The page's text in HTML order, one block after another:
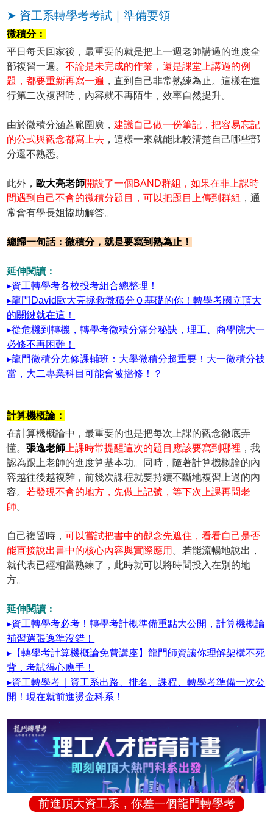
➤ 資工系轉學考考試｜準備要領
微積分：
平日每天回家後，最重要的就是把上一週老師講過的進度全
部複習一遍。不論是未完成的作業，還是課堂上講過的例
題，都要重新再寫一遍 ，直到自己非常熟練為止。這樣在進
行第二次複習時，內容就不再陌生，效率自然提升。
由於微積分涵蓋範圍廣，建議自己做一份筆記，把容易忘記
的公式與觀念都寫上去 ，這樣一來就能比較清楚自己哪些部
分還不熟悉。
此外， 歐大亮老師開設了一個BAND群組，如果在非上課時
間遇到自己不會的微積分題目，可以把題目上傳到群組 ，通
常會有學長姐協助解答。
總歸一句話：微積分，就是要寫到熟為止！
延伸閱讀：
▸資工轉學考各校投考組合總整理！
▸龍門David歐大亮拯救微積分０基礎的你！轉學考國立頂大
的關鍵就在這！
▸從危機到轉機，轉學考微積分滿分秘訣，理工、商學院大一
必修不再困難！
▸龍門微積分先修課輔班：大學微積分超重要！大一微積分被
當，大二專業科目可能會被擋修！？
計算機概論：
在計算機概論中，最重要的也是把每次上課的觀念徹底弄
懂。張逸老師 上課時常提醒這次的題目應該要寫到哪裡 ，我
認為跟上老師的進度算基本功。同時，隨著計算機概論的內
容越往後越複雜，前幾次課程就要持續不斷地複習上過的內
容。 若發現不會的地方，先做上記號，等下次上課再問老
師。
自己複習時，可以嘗試把書中的觀念先遮住，看看自己是否
能直接說出書中的核心內容與實際應用 。若能流暢地說出，
就代表已經相當熟練了，此時就可以將時間投入在別的地
方。
延伸閱讀：
▸資工轉學考必考！轉學考計概準備重點大公開，計算機概論
補習選張逸準沒錯！
▸【轉學考計算機概論免費講座】龍門師資讓你理解架構不死
背，考試得心應手！
▸資工轉學考｜資工系出路、排名、課程、轉學考準備一次公
開！現在就前進燙金科系！
前進頂大資工系，你差一個龍門轉學考